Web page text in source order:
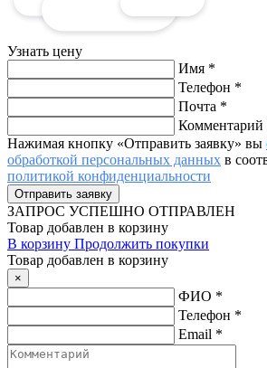
Узнать цену
Имя *
Телефон *
Почта *
Комментарий
Нажимая кнопку «Отправить заявку» вы
обработкой персональных данных в
политикой конфиденциальности
ЗАПРОС УСПЕШНО ОТПРАВЛЕН
Товар добавлен в корзину
В корзину Продолжить покупки
Товар добавлен в корзину
×
ФИО *
Телефон *
Email *